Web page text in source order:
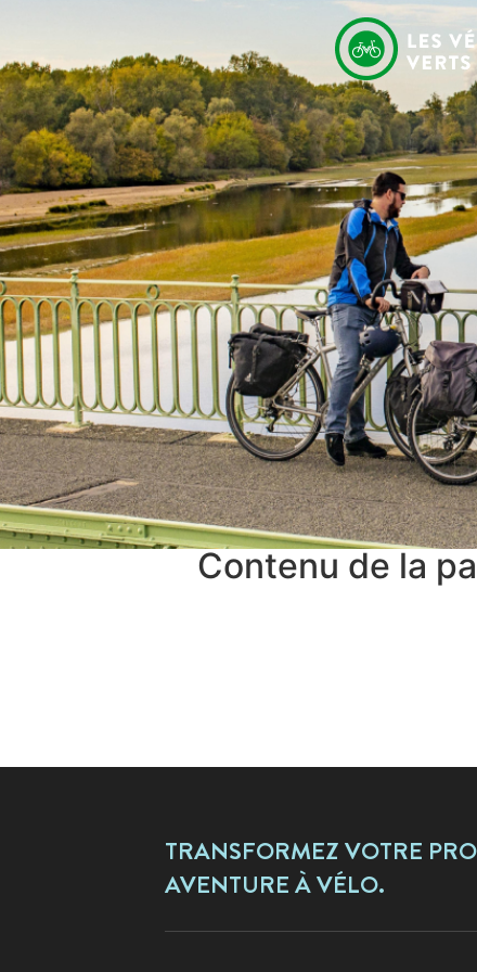
Contenu de la
TRANSFORMEZ VOTRE
AVENTURE À VÉLO.